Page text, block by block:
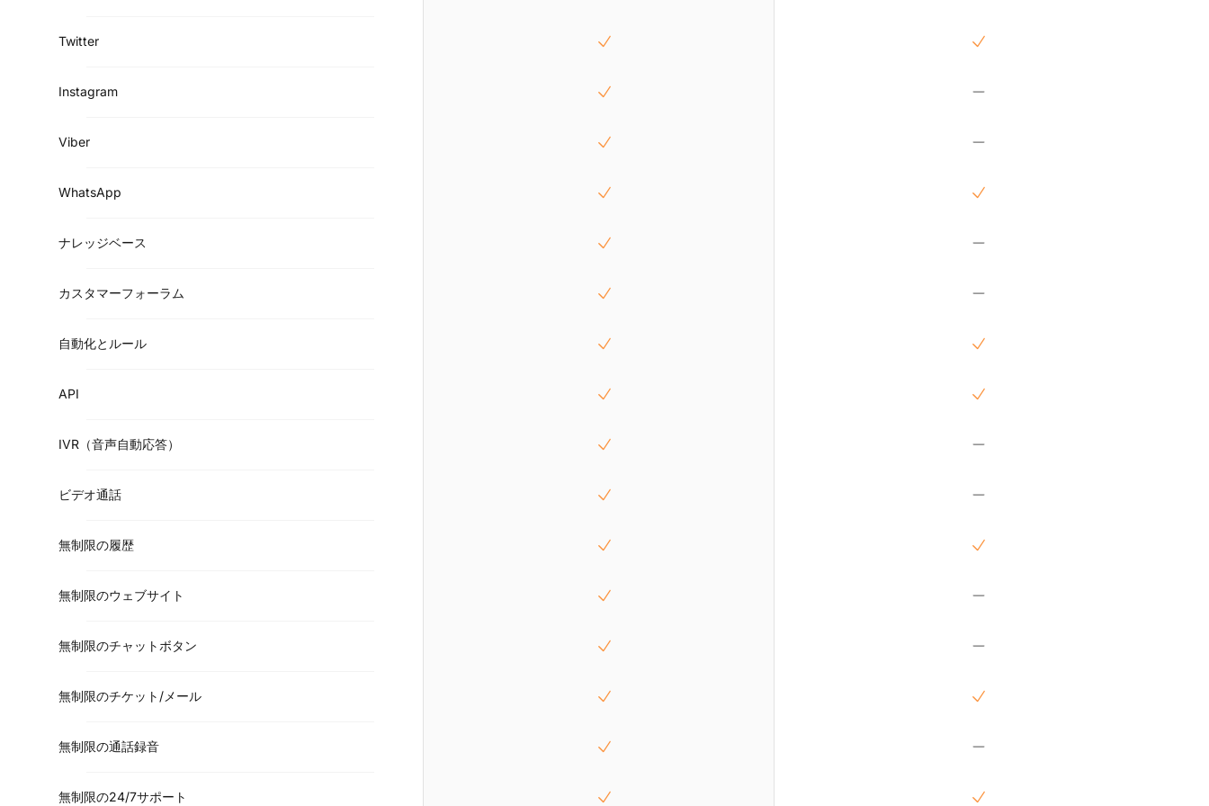
Twitter
Instagram
Viber
WhatsApp
ナレッジベース
カスタマーフォーラム
自動化とルール
API
IVR（音声自動応答）
ビデオ通話
無制限の履歴
無制限のウェブサイト
無制限のチャットボタン
無制限のチケット/メール
無制限の通話録音
無制限の24/7サポート